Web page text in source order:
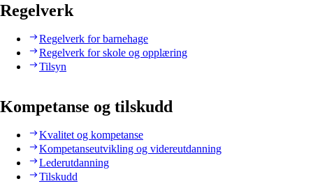
Regelverk
Regelverk for barnehage
Regelverk for skole og opplæring
Tilsyn
Kompetanse og tilskudd
Kvalitet og kompetanse
Kompetanseutvikling og videreutdanning
Lederutdanning
Tilskudd